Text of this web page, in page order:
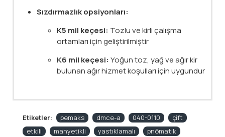
Sızdırmazlık opsiyonları:
K5 mil keçesi: Tozlu ve kirli çalışma
ortamları için geliştirilmiştir
K6 mil keçesi: Yoğun toz, yağ ve ağır kir
bulunan ağır hizmet koşulları için uygundur
Etiketler: pemaks dmce-a 040-0110
çift
etkili
manyetikli yastıklamalı
pnömatik